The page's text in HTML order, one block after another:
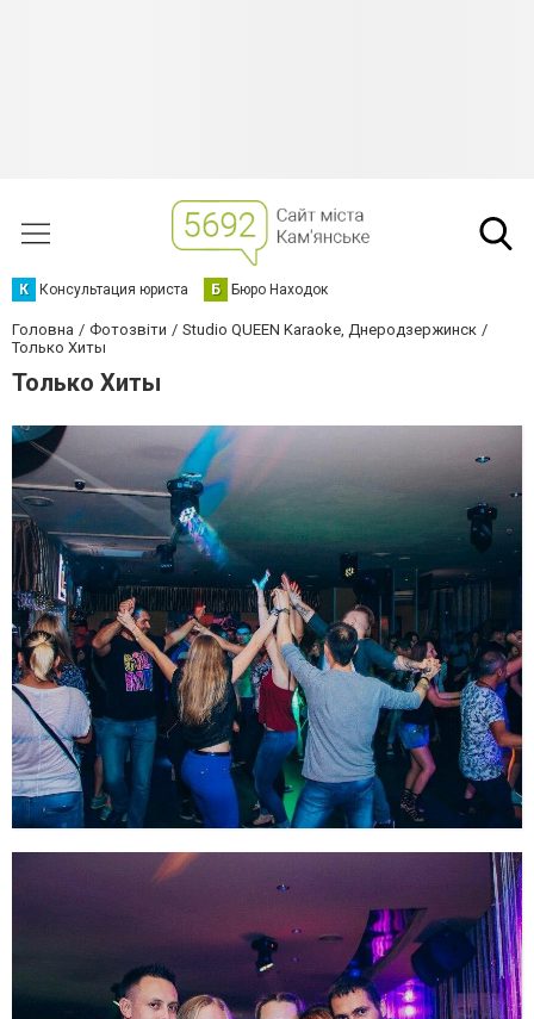
К Консультация юриста Б Бюро Находок
Головна Фотозвіти
Studio QUEEN Karaoke, Днеродзержинск
Только Хиты
Только Хиты